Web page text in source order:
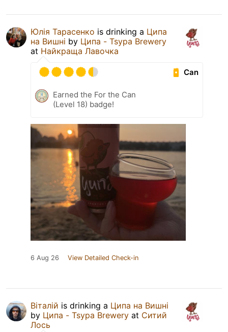
Юлія Тарасенко is drinking a Ципа
на Вишні by Ципа - Tsypa Brewery
at Найкраща Лавочка
Can
Earned the For the Can
(Level 18) badge!
6 Aug 26 View Detailed Check-in
Віталій is drinking a Ципа на Вишні
by Ципа - Tsypa Brewery at Ситий
Лось